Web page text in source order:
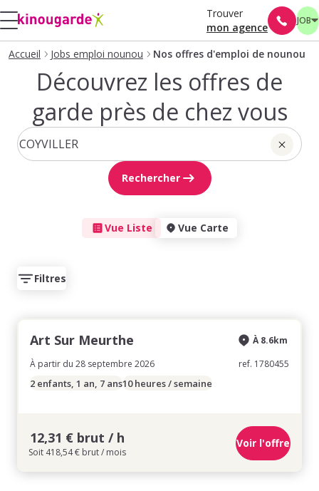
Trouver
mon agence
JOB
Accueil Jobs emploi nounou Nos offres d'emploi de nounou
Découvrez les offres de
garde près de chez vous
Rechercher
Vue Liste Vue Carte
Filtres
Art Sur Meurthe
À partir du 28 septembre 2026
À 8.6km
ref. 1780455
2 enfants, 1 an, 7 ans10 heures / semaine
12,31 € brut / h
Soit 418,54 € brut / mois
Voir l'offre